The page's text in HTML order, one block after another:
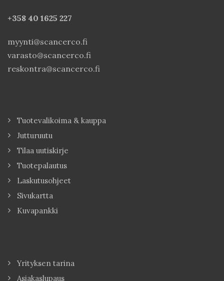
+358 40 1625 227
myynti@scancerco.fi
varasto@scancerco.fi
reskontra@scancerco.fi
Tuotevalikoima & kauppa
Jutturuutu
Tilaa uutiskirje
Tuotepalautus
Laskutusohjeet
Sivukartta
Kuvapankki
Yrityksen tarina
Asiakaslupaus